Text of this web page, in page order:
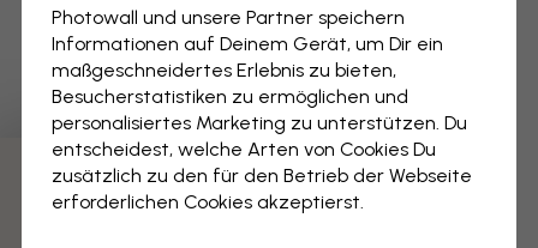
Zeigt Seite 1 von 8 Seiten
Weitere Kategorien entdecken
Photowall und unsere Partner speichern
Informationen auf Deinem Gerät, um Dir ein
maßgeschneidertes Erlebnis zu bieten,
Besucherstatistiken zu ermöglichen und
personalisiertes Marketing zu unterstützen. Du
entscheidest, welche Arten von Cookies Du
zusätzlich zu den für den Betrieb der Webseite
erforderlichen Cookies akzeptierst.